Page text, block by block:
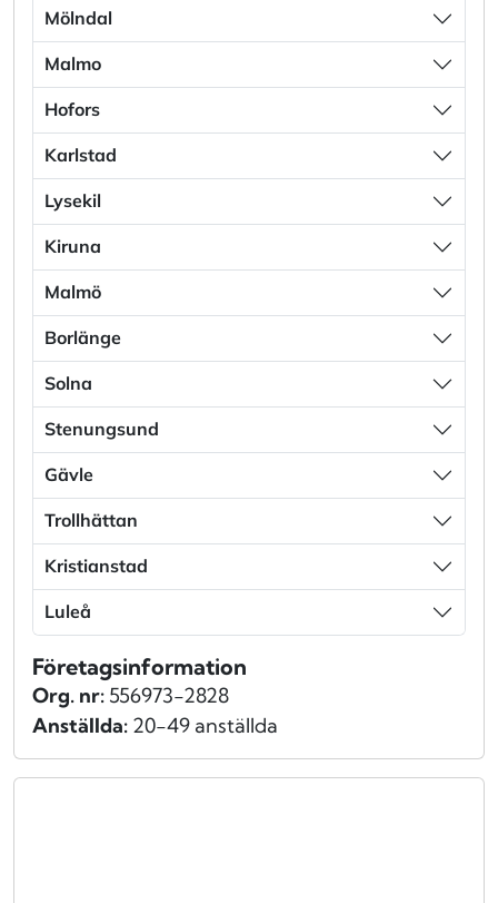
Mölndal
Malmo
Hofors
Karlstad
Lysekil
Kiruna
Malmö
Borlänge
Solna
Stenungsund
Gävle
Trollhättan
Kristianstad
Luleå
Företagsinformation
Org. nr: 556973-2828
Anställda: 20-49 anställda